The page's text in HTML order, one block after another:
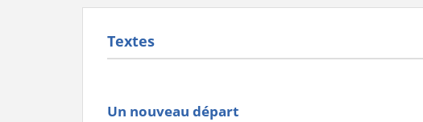
Textes
Un nouveau départ